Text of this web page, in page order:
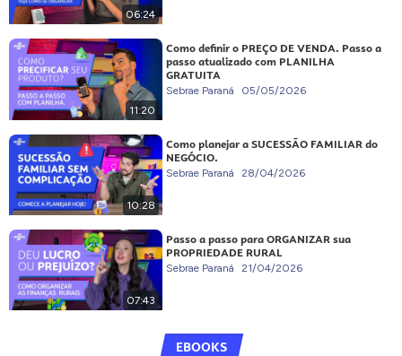
06:24
11:20
Como definir o PREÇO DE VENDA. Passo a
passo atualizado com PLANILHA
GRATUITA
Sebrae Paraná 05/05/2026
10:28
Como planejar a SUCESSÃO FAMILIAR do
NEGÓCIO.
Sebrae Paraná 28/04/2026
07:43
Passo a passo para ORGANIZAR sua
PROPRIEDADE RURAL
Sebrae Paraná 21/04/2026
EBOOKS